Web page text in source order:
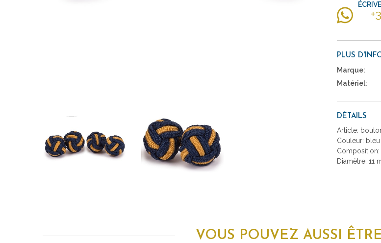
PLUS
Marque:
Matériel:
DÉTAILS
Article:
Couleur:
Composition:
Diamètre: 11
VOUS POUVEZ AUSSI